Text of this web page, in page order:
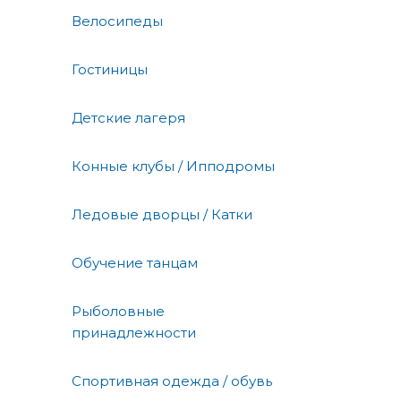
Велосипеды
Гостиницы
Детские лагеря
Конные клубы / Ипподромы
Ледовые дворцы / Катки
Обучение танцам
Рыболовные
принадлежности
Спортивная одежда / обувь